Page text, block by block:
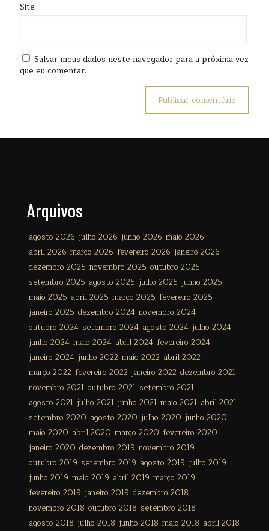
Site
Salvar meus dados neste navegador para a próxima vez
que eu comentar.
Arquivos
agosto 2026 julho 2026 junho 2026 maio 2026
abril 2026 março 2026 fevereiro 2026 janeiro 2026
dezembro 2025 novembro 2025 outubro 2025
setembro 2025 agosto 2025 julho 2025 junho 2025
maio 2025 abril 2025 março 2025 fevereiro 2025
janeiro 2025 dezembro 2024 novembro 2024
outubro 2024 setembro 2024 agosto 2024 julho 2024
junho 2024 maio 2024 abril 2024 fevereiro 2024
janeiro 2024 junho 2022 maio 2022 abril 2022
março 2022 fevereiro 2022 janeiro 2022 dezembro 2021
novembro 2021 outubro 2021 setembro 2021
agosto 2021 julho 2021 junho 2021 maio 2021 abril 2021
setembro 2020 agosto 2020 julho 2020 junho 2020
maio 2020 abril 2020 março 2020 fevereiro 2020
janeiro 2020 dezembro 2019 novembro 2019
outubro 2019 setembro 2019 agosto 2019 julho 2019
junho 2019 maio 2019 abril 2019 março 2019
fevereiro 2019 janeiro 2019 dezembro 2018
novembro 2018 outubro 2018 setembro 2018
agosto 2018 julho 2018 junho 2018 maio 2018 abril 2018